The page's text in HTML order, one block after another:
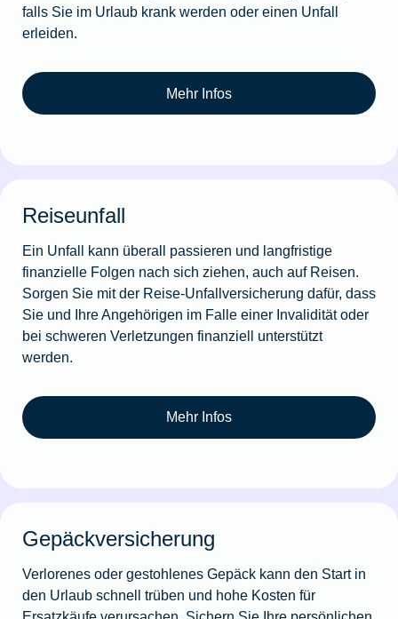
falls Sie im Urlaub krank werden oder einen Unfall
erleiden.
Mehr Infos
Reiseunfall
Ein Unfall kann überall passieren und langfristige
finanzielle Folgen nach sich ziehen, auch auf Reisen.
Sorgen Sie mit der Reise-Unfallversicherung dafür, dass
Sie und Ihre Angehörigen im Falle einer Invalidität oder
bei schweren Verletzungen finanziell unterstützt
werden.
Mehr Infos
Gepäckversicherung
Verlorenes oder gestohlenes Gepäck kann den Start in
den Urlaub schnell trüben und hohe Kosten für